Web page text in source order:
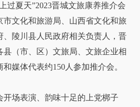
夏天”2023晋城文旅康养推介会
市文化和旅游局、山西省文化和旅
、陵川县人民政府相关负责人，晋
县（市、区）文旅局、文旅企业相
媒体代表约150人参加推介会。
场表演、韵味十足的上党梆子